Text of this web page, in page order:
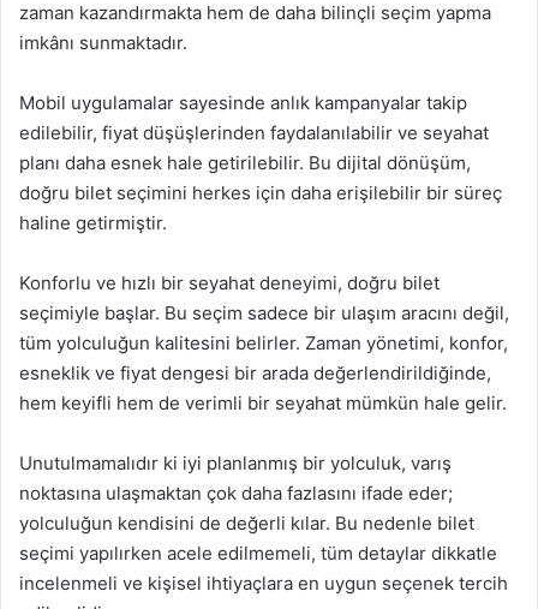
zaman kazandırmakta hem de daha bilinçli seçim yapma
imkânı sunmaktadır.
Mobil uygulamalar sayesinde anlık kampanyalar takip
edilebilir, fiyat düşüşlerinden faydalanılabilir ve seyahat
planı daha esnek hale getirilebilir. Bu dijital dönüşüm,
doğru bilet seçimini herkes için daha erişilebilir bir süreç
haline getirmiştir.
Konforlu ve hızlı bir seyahat deneyimi, doğru bilet
seçimiyle başlar. Bu seçim sadece bir ulaşım aracını değil,
tüm yolculuğun kalitesini belirler. Zaman yönetimi, konfor,
esneklik ve fiyat dengesi bir arada değerlendirildiğinde,
hem keyifli hem de verimli bir seyahat mümkün hale gelir.
Unutulmamalıdır ki iyi planlanmış bir yolculuk, varış
noktasına ulaşmaktan çok daha fazlasını ifade eder;
yolculuğun kendisini de değerli kılar. Bu nedenle bilet
seçimi yapılırken acele edilmemeli, tüm detaylar dikkatle
incelenmeli ve kişisel ihtiyaçlara en uygun seçenek tercih